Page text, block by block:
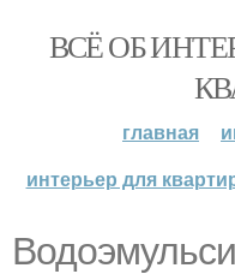
ВСЁ ОБ
главная
интерьер для